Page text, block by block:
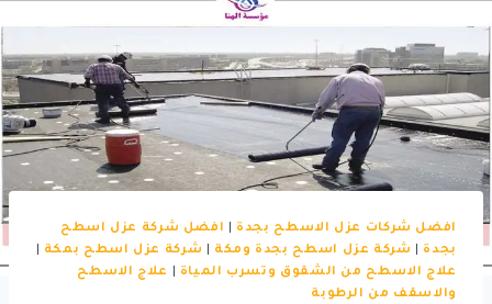
افضل شركات عزل الاسطح بجدة
افضل شركة عزل اسطح
بجدة
شركة عزل اسطح بجدة ومكة شركة عزل اسطح بمكة
علاج الاسطح من الشقوق وتسرب المياة
علاج الاسطح
والاسقف من الرطوبة